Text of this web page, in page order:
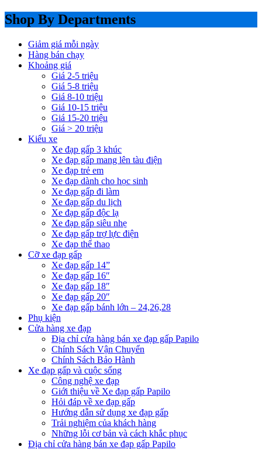
Shop By Departments
Giảm giá mỗi ngày
Hàng bán chạy
Khoảng giá
Giá 2-5 triệu
Giá 5-8 triệu
Giá 8-10 triệu
Giá 10-15 triệu
Giá 15-20 triệu
Giá > 20 triệu
Kiểu xe
Xe đạp gấp 3 khúc
Xe đạp gấp mang lên tàu điện
Xe đạp trẻ em
Xe đạp dành cho học sinh
Xe đạp gấp đi làm
Xe đạp gấp du lịch
Xe đạp gấp độc lạ
Xe đạp gấp siêu nhẹ
Xe đạp gấp trợ lực điện
Xe đạp thể thao
Cỡ xe đạp gấp
Xe đạp gấp 14”
Xe đạp gấp 16″
Xe đạp gấp 18″
Xe đạp gấp 20″
Xe đạp gấp bánh lớn – 24,26,28
Phụ kiện
Cửa hàng xe đạp
Địa chỉ cửa hàng bán xe đạp gấp Papilo
Chính Sách Vận Chuyển
Chính Sách Bảo Hành
Xe đạp gấp và cuộc sống
Công nghệ xe đạp
Giới thiệu về Xe đạp gấp Papilo
Hỏi đáp về xe đạp gấp
Hướng dẫn sử dụng xe đạp gấp
Trải nghiệm của khách hàng
Những lỗi cơ bản và cách khắc phục
Địa chỉ cửa hàng bán xe đạp gấp Papilo